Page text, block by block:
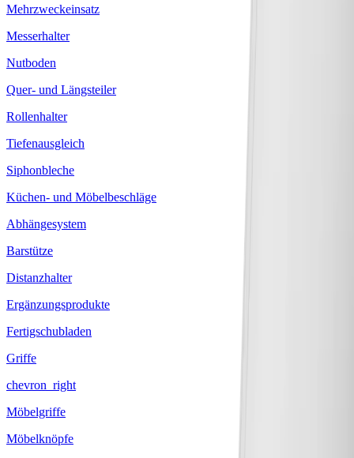
Mehrzweckeinsatz
Messerhalter
Nutboden
Quer- und Längsteiler
Rollenhalter
Tiefenausgleich
Siphonbleche
Küchen- und Möbelbeschläge
Abhängesystem
Barstütze
Distanzhalter
Ergänzungsprodukte
Fertigschubladen
Griffe
chevron_right
Möbelgriffe
Möbelknöpfe